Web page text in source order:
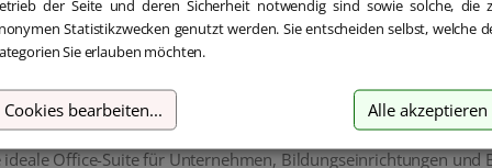
für Mac – Die
ideale Office-Suite für Unternehmen, Bildungseinrichtungen und
der Seite und deren Sicherheit notwendig sind sowie solche, die
Statistikzwecken genutzt werden. Sie entscheiden selbst, welche
Sie erlauben möchten.
Cookies bearbeiten... Alle akzeptieren